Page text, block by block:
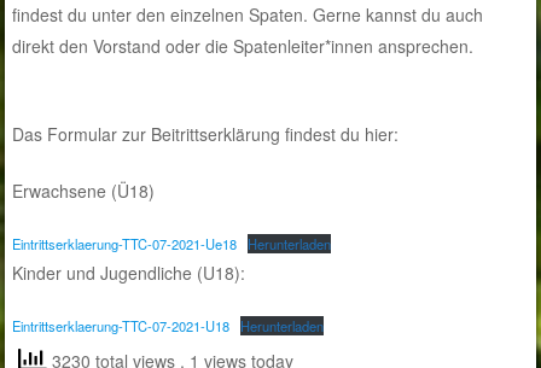
findest du unter den einzelnen Spaten. Gerne kannst du auch
direkt den Vorstand oder die Spatenleiter*innen ansprechen.
Das Formular zur Beitrittserklärung findest du hier:
Erwachsene (Ü18)
Eintrittserklaerung-TTC-07-2021-Ue18 Herunterladen
Kinder und Jugendliche (U18):
Eintrittserklaerung-TTC-07-2021-U18 Herunterladen
3230 total views , 1 views today